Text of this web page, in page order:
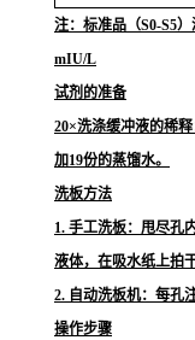
注：标准品（S0-S5
mIU/L
试剂的准备
20×洗涤缓冲液的稀
加19份的蒸馏水。
洗板方法
1. 手工洗板：甩尽孔
液体，在吸水纸上拍
2. 自动洗板机：每孔
操作步骤